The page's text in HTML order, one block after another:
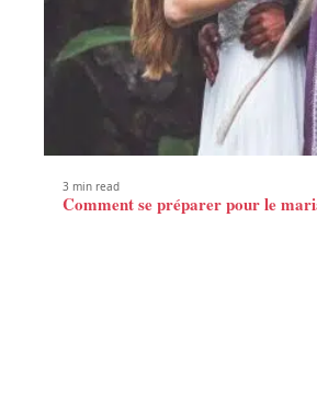
3 min read
Comment se préparer pour le